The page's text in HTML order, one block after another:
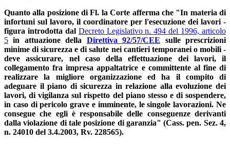
Quanto alla posizione di Fl. la Corte afferma che "In materia di
infortuni sul lavoro, il coordinatore per l'esecuzione dei lavori -
figura introdotta dal Decreto Legislativo n. 494 del 1996, articolo
5 in attuazione della Direttiva 92/57/CEE sulle prescrizioni
minime di sicurezza e di salute nei cantieri temporanei o mobili -
deve assicurare, nel caso della effettuazione dei lavori, il
collegamento fra impresa appaltatrice e committente al fine di
realizzare la migliore organizzazione ed ha il compito di
adeguare il piano di sicurezza in relazione alla evoluzione dei
lavori, di vigilanza sul rispetto del piano stesso e di sospendere,
in caso di pericolo grave e imminente, le singole lavorazioni. Ne
consegue che egli è responsabile delle conseguenze derivanti
dalla violazione di tale posizione di garanzia" (Cass. pen. Sez. 4,
n. 24010 del 3.4.2003, Rv. 228565).